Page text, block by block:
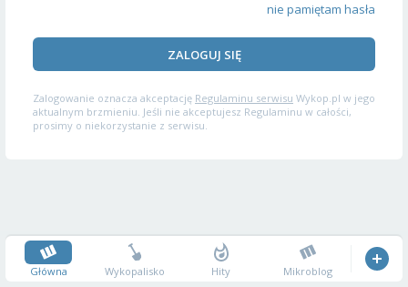
nie pamiętam hasła
ZALOGUJ SIĘ
Zalogowanie oznacza akceptację Regulaminu serwisu Wykop.pl w jego
aktualnym brzmieniu. Jeśli nie akceptujesz Regulaminu w całości,
prosimy o niekorzystanie z serwisu.
Główna Wykopalisko Hity Mikroblog